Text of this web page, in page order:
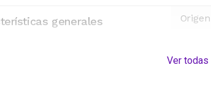
generales Origen
Ver